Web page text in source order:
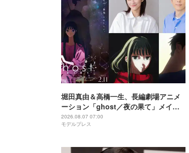
堀田真由＆高橋一生、長編劇場アニメ
ーション「ghost／夜の果て」メイン
キャスト声優に決定「子どもの頃に抱
いていた言葉にはできない沢山の感情
2026.08.07 07:00
モデルプレス